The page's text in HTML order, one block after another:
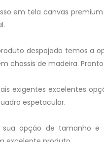
em tela canvas
despojado temos a
chassis de madeira.
exigentes excelentes
espetacular.
sua opção de tamanho e